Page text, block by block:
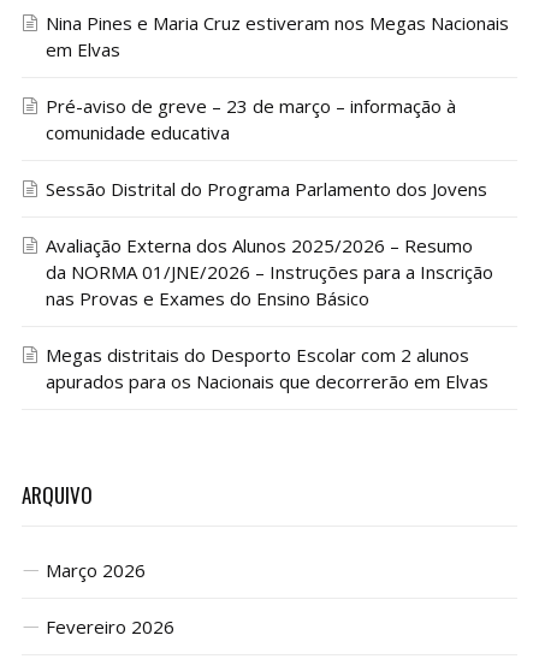
Nina Pines e Maria Cruz estiveram nos Megas Nacionais
em Elvas
Pré-aviso de greve – 23 de março – informação à
comunidade educativa
Sessão Distrital do Programa Parlamento dos Jovens
Avaliação Externa dos Alunos 2025/2026 – Resumo
da NORMA 01/JNE/2026 – Instruções para a Inscrição
nas Provas e Exames do Ensino Básico
Megas distritais do Desporto Escolar com 2 alunos
apurados para os Nacionais que decorrerão em Elvas
ARQUIVO
Março 2026
Fevereiro 2026